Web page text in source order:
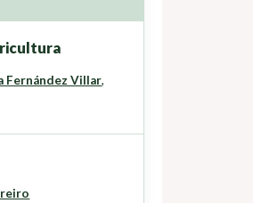
Fernández Villar,